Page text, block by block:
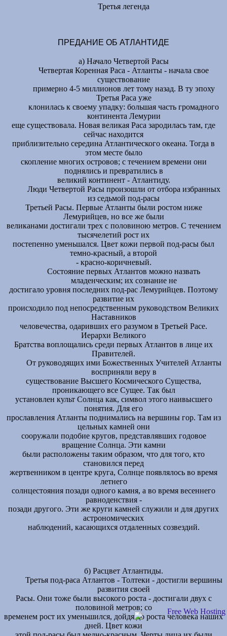
Третья легенда
ПРЕДАНИЕ ОБ АТЛАНТИДЕ
а) Начало Четвертой Расы
Четвертая Коренная Раса - Атланты - начала свое
существование
примерно 4-5 миллионов лет тому назад. В ту эпоху
Третья Раса уже
клонилась к своему упадку: большая часть громадного
континента Лемурии
еще существовала. Новая великая Раса зародилась там, где
сейчас находится
приблизительно середина Атлантического океана. Тогда в
этом месте было
скопление многих островов; с течением времени они
поднялись и превратились в
великий континент - Атлантиду.
Люди Четвертой Расы произошли от отбора избранных
из седьмой под-расы
Третьей Расы. Первые Атланты были ростом ниже
Лемурийцев, но все же были
великанами достигали трех с половиною метров. С течением
тысячелетий рост их
постепенно уменьшался. Цвет кожи первой под-расы был
темно-красный, а второй
- красно-коричневый.
Состояние первых Атлантов можно назвать
младенческим; их сознание не
достигало уровня последних под-рас Лемурийцев. Поэтому
развитие их
происходило под непосредственным руководством Великих
Наставников
человечества, одаривших его разумом в Третьей Расе.
Иерархи Великого
Братства воплощались среди первых Атлантов в лице их
Правителей.
От руководящих ими Божественных Учителей Атланты
восприняли веру в
существование Высшего Космического Существа,
проникающего все Сущее. Так был
установлен культ Солнца как, символ этого наивысшего
понятия. Для его
прославления Атланты поднимались на вершины гор. Там из
цельных камней они
сооружали подобие кругов, представлявших годовое
вращение Солнца. Эти камни
были расположены таким образом, что для того, кто
становился перед
жертвенником в центре круга, Солнце появлялось во время
летнего
солнцестояния позади одного камня, а во время весеннего
равноденствия -
позади другого. Эти же круги камней служили и для других
астрономических
наблюдений, касающихся отдаленных созвездий.
б) Расцвет Атлантиды.
Третья под-раса Атлантов - Толтеки - достигли вершины
развития своей
Расы. Они тоже были высокого роста - достигали двух с
половиной метров; со
временем рост их уменьшился, дойдя до роста человека наших
дней. Цвет кожи